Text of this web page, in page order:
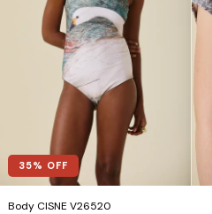
35% OFF
Body CISNE V26520